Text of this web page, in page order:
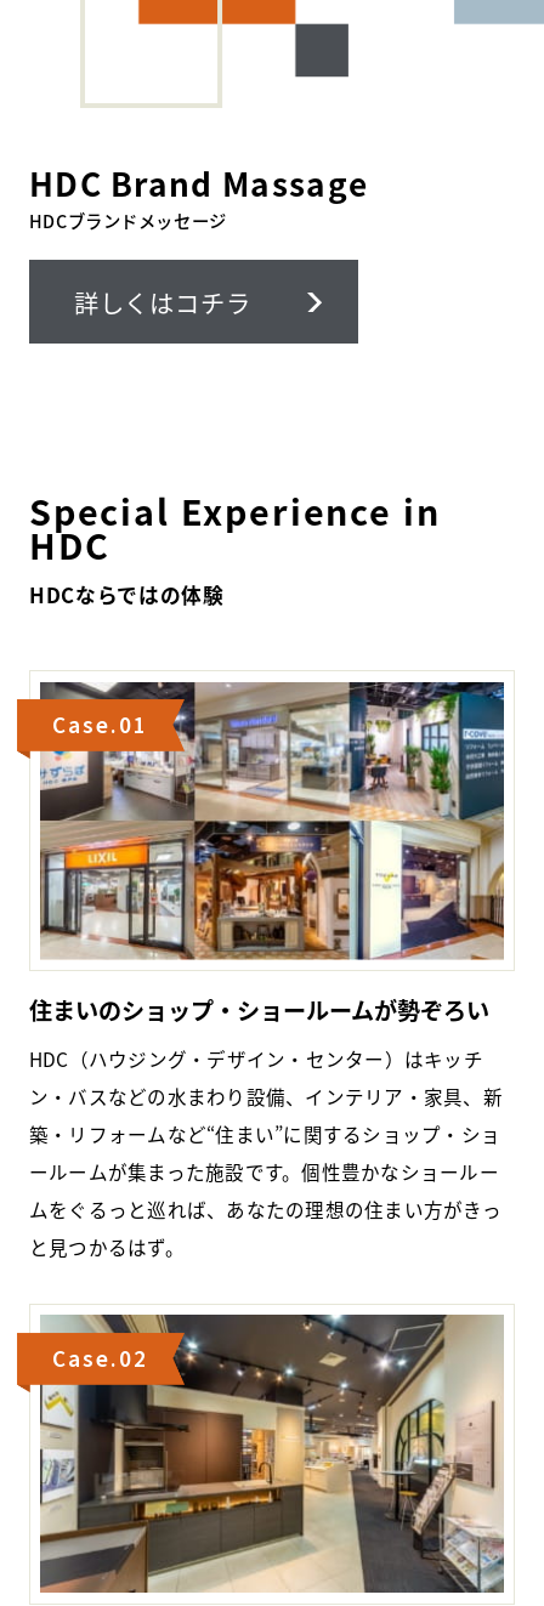
大阪
HDCジャーナル
HDC Brand Massage
HDCブランドメッセージ
詳しくはコチラ
Special Experience in
HDC
HDCならではの体験
住まいのショップ・ショールームが勢ぞろい
HDC（ハウジング・デザイン・センター）はキッチ
ン・バスなどの水まわり設備、インテリア・家具、新
築・リフォームなど“住まい”に関するショップ・ショ
ールームが集まった施設です。個性豊かなショールー
ムをぐるっと巡れば、あなたの理想の住まい方がきっ
と見つかるはず。
Case.01
Case.02